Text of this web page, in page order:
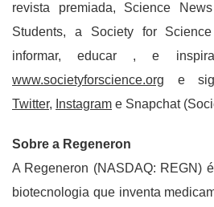
revista premiada, Science
Students, a Society for
informar, educar , e
www.societyforscience.org e
Twitter, Instagram e Snapchat
Sobre a Regeneron
A Regeneron (NASDAQ: REGN)
biotecnologia que inventa